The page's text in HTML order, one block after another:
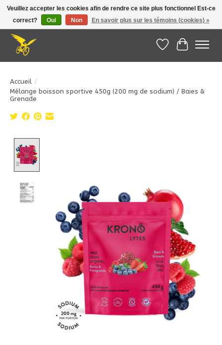
Le Pédalier | Îles de la Madeleine |info@lepedalier.com| 1-418-986-2965
Liste dePanier
Accueil /
Mélange boisson sportive 450g (200 mg de sodium) / Baies &
Grenade
Veuillez accepter les cookies afin de rendre ce site plus fonctionnel Est-ce
correct?
Oui Non En savoir plus sur les témoins (cookies) »